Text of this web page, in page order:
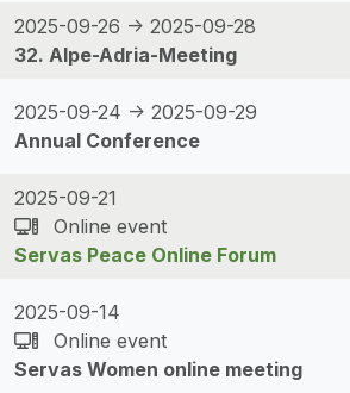
2025-09-26 -> 2025-09-28
32. Alpe-Adria-Meeting
2025-09-24 -> 2025-09-29
Annual Conference
2025-09-21
Online event
Servas Peace Online Forum
2025-09-14
Online event
Servas Women online meeting